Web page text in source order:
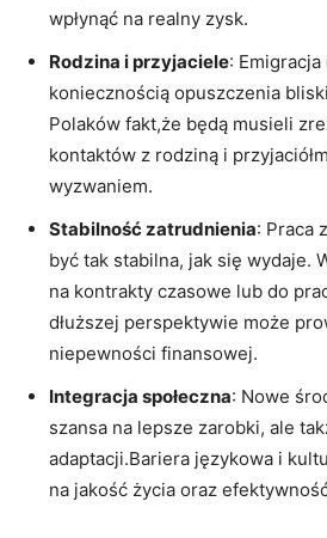
wpłynąć na realny zysk.
Rodzina i przyjaciele:
koniecznością opuszczenia
Polaków fakt,że będą musieli
kontaktów z rodziną i
wyzwaniem.
Stabilność zatrudnienia: Praca
być tak stabilna, jak się wydaje.
na kontrakty czasowe lub do
dłuższej perspektywie może
niepewności finansowej.
Integracja społeczna: Nowe
szansa na lepsze zarobki, ale
adaptacji.Bariera językowa i
na jakość życia oraz